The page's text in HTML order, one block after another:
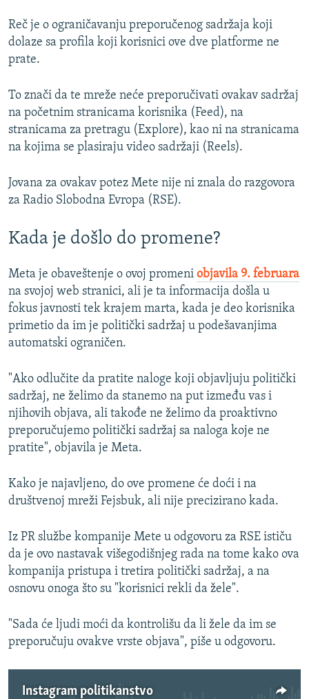
Reč je o ograničavanju preporučenog sadržaja koji
dolaze sa profila koji korisnici ove dve platforme ne
prate.
To znači da te mreže neće preporučivati ovakav sadržaj
na početnim stranicama korisnika (Feed), na
stranicama za pretragu (Explore), kao ni na stranicama
na kojima se plasiraju video sadržaji (Reels).
Jovana za ovakav potez Mete nije ni znala do razgovora
za Radio Slobodna Evropa (RSE).
Kada je došlo do promene?
Meta je obaveštenje o ovoj promeni objavila 9. februara
na svojoj web stranici, ali je ta informacija došla u
fokus javnosti tek krajem marta, kada je deo korisnika
primetio da im je politički sadržaj u podešavanjima
automatski ograničen.
"Ako odlučite da pratite naloge koji objavljuju politički
sadržaj, ne želimo da stanemo na put između vas i
njihovih objava, ali takođe ne želimo da proaktivno
preporučujemo politički sadržaj sa naloga koje ne
pratite", objavila je Meta.
Kako je najavljeno, do ove promene će doći i na
društvenoj mreži Fejsbuk, ali nije precizirano kada.
Iz PR službe kompanije Mete u odgovoru za RSE ističu
da je ovo nastavak višegodišnjeg rada na tome kako ova
kompanija pristupa i tretira politički sadržaj, a na
osnovu onoga što su "korisnici rekli da žele".
"Sada će ljudi moći da kontrolišu da li žele da im se
preporučuju ovakve vrste objava", piše u odgovoru.
Instagram politikanstvo